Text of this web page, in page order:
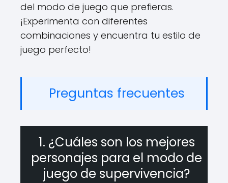
del modo de juego que prefieras.
¡Experimenta con diferentes
combinaciones y encuentra tu estilo de
juego perfecto!
Preguntas frecuentes
1. ¿Cuáles son los mejores
personajes para el modo de
juego de supervivencia?